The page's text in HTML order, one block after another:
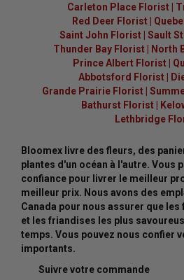
Carleton Place Florist |
Red Deer Florist|
Saint John Florist | Sault
Thunder Bay Florist | North
Prince Albert Florist |
Abbotsford Florist|
Grande Prairie Florist|
Bathurst Florist |
Lethbridge
Bloomex livre des fleurs, des
plantes d'un océan à l'autre. Vous
confiance pour livrer le meilleur
meilleur prix. Nous avons des
Canada pour nous assurer que
et les friandises les plus
temps. Vous pouvez nous confier
importants.
Suivre votre commande